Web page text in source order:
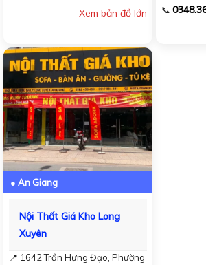
Xem bản đồ lớn
📞
● An Giang
Nội Thất Giá Kho Long
Xuyên
📍 1642 Trần Hưng Đạo, Phường